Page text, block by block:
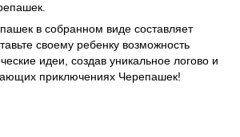
в собранном виде составляет
своему ребенку возможность
идеи, создав уникальное логово и
приключениях Черепашек!